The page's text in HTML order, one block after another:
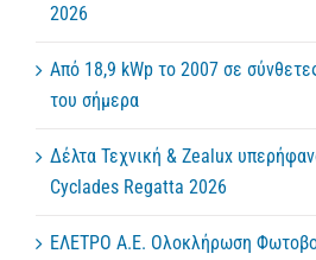
2026
Από 18,9 kWp το 2007 σε
του σήμερα
Δέλτα Τεχνική & Zealux
Cyclades Regatta 2026
ΕΛΕΤΡΟ Α.Ε. Ολοκλήρωση